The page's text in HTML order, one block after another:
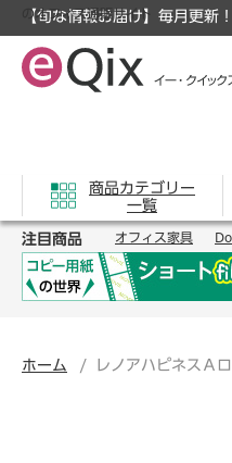
【旬な情報お届け】毎月更新
のオフィス通販サイト
商品カテゴリー
一覧
注目商品 オフィス家具
ホーム レノアハピネスＡ